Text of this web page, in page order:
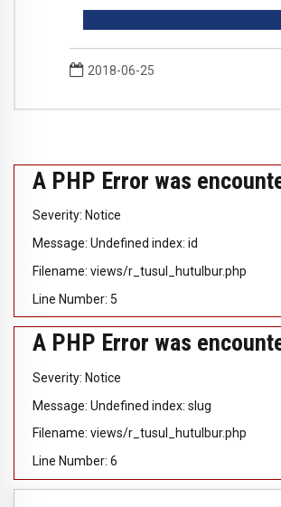
2018-06-25
A PHP Error was
Severity: Notice
Message: Undefined index: id
Filename: views/r_tusul_hutulbur.php
Line Number: 5
A PHP Error was
Severity: Notice
Message: Undefined index: slug
Filename: views/r_tusul_hutulbur.php
Line Number: 6